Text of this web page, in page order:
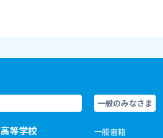
高等学校
一般のみなさま
一般書籍